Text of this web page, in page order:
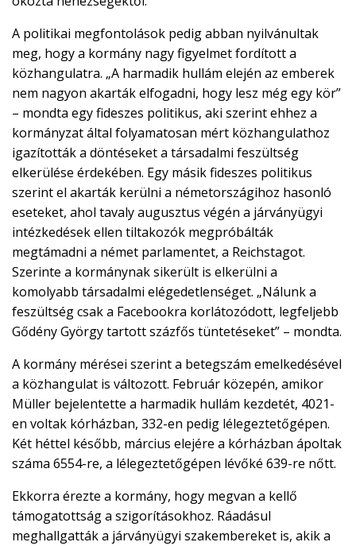
A politikai megfontolások pedig abban nyilvánultak
meg, hogy a kormány nagy figyelmet fordított a
közhangulatra. „A harmadik hullám elején az emberek
nem nagyon akarták elfogadni, hogy lesz még egy kör”
– mondta egy fideszes politikus, aki szerint ehhez a
kormányzat által folyamatosan mért közhangulathoz
igazították a döntéseket a társadalmi feszültség
elkerülése érdekében. Egy másik fideszes politikus
szerint el akarták kerülni a németországihoz hasonló
eseteket, ahol tavaly augusztus végén a járványügyi
intézkedések ellen tiltakozók megpróbálták
megtámadni a német parlamentet, a Reichstagot.
Szerinte a kormánynak sikerült is elkerülni a
komolyabb társadalmi elégedetlenséget. „Nálunk a
feszültség csak a Facebookra korlátozódott, legfeljebb
Gődény György tartott százfős tüntetéseket” – mondta.
A kormány mérései szerint a betegszám emelkedésével
a közhangulat is változott. Február közepén, amikor
Müller bejelentette a harmadik hullám kezdetét, 4021-
en voltak kórházban, 332-en pedig lélegeztetőgépen.
Két héttel később, március elejére a kórházban ápoltak
száma 6554-re, a lélegeztetőgépen lévőké 639-re nőtt.
Ekkorra érezte a kormány, hogy megvan a kellő
támogatottság a szigorításokhoz. Ráadásul
meghallgatták a járványügyi szakembereket is, akik a